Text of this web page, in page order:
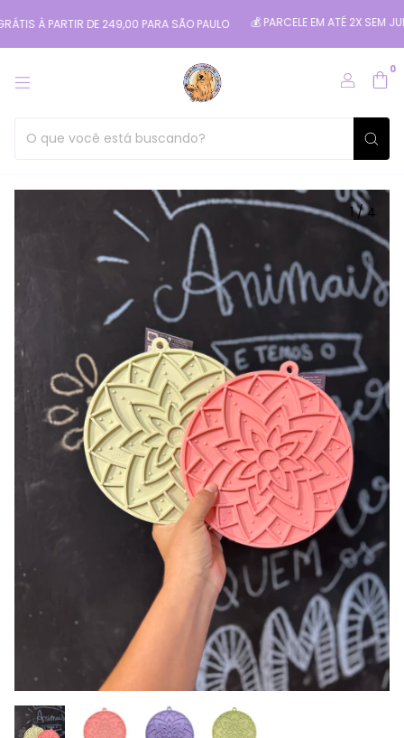
PARTIR DE 249,00 PARA SÃO PAULO 💰 PARCELE EM ATÉ 2X SEM JUROS
0
1/4